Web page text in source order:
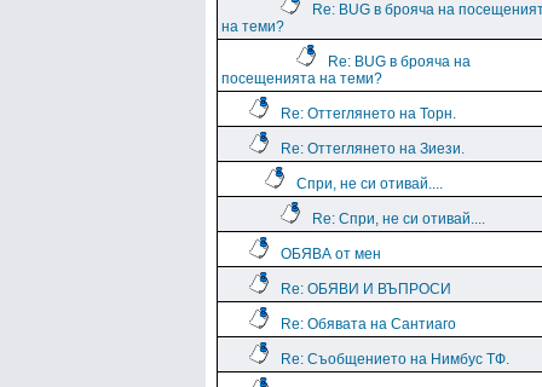
Re: BUG в брояча на
на теми?
Re: BUG в брояча на
посещенията на теми?
Re: Оттеглянето на Торн.
Re: Оттеглянето на Зиези.
Спри, не си отивай....
Re: Спри, не си отивай....
ОБЯВА от мен
Re: ОБЯВИ И ВЪПРОСИ
Re: Обявата на Сантиаго
Re: Съобщението на Нимбус ТФ.